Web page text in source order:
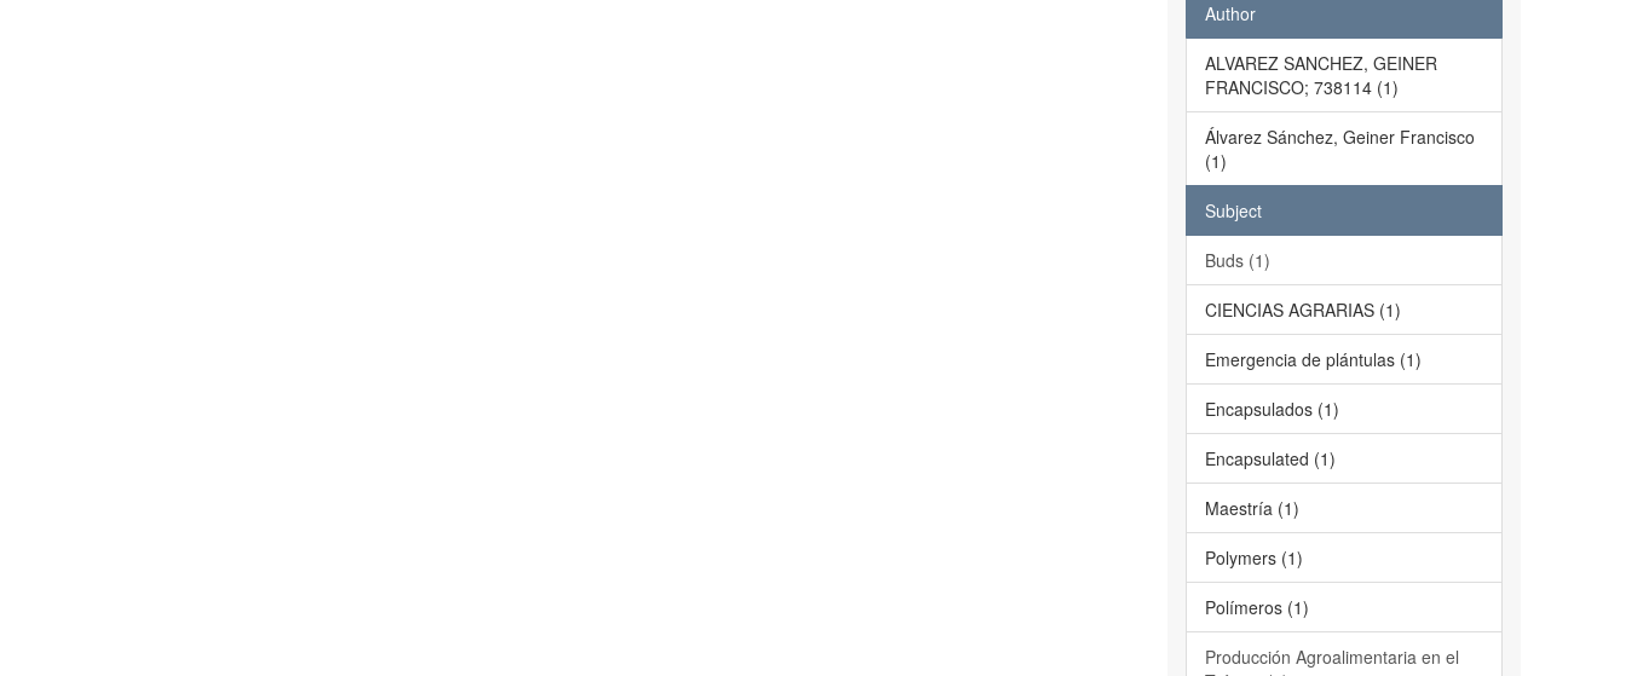
Author
ALVAREZ SANCHEZ, GEINER
FRANCISCO; 738114 (1)
Álvarez Sánchez, Geiner Francisco
(1)
Subject
Buds (1)
CIENCIAS AGRARIAS (1)
Emergencia de plántulas (1)
Encapsulados (1)
Encapsulated (1)
Maestría (1)
Polymers (1)
Polímeros (1)
Producción Agroalimentaria en el